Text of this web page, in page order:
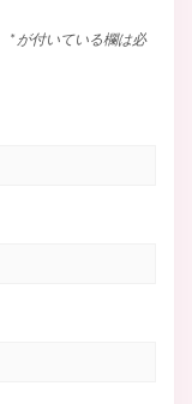
* が付いている欄は必